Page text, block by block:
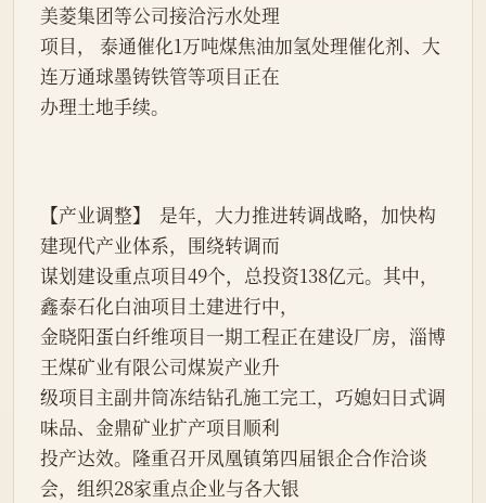
美菱集团等公司接洽污水处理
项目， 泰通催化1万吨煤焦油加氢处理催化剂、大
连万通球墨铸铁管等项目正在
办理土地手续。
【产业调整】  是年，大力推进转调战略，加快构
建现代产业体系，围绕转调而
谋划建设重点项目49个，总投资138亿元。其中，
鑫泰石化白油项目土建进行中，
金晓阳蛋白纤维项目一期工程正在建设厂房，淄博
王煤矿业有限公司煤炭产业升
级项目主副井筒冻结钻孔施工完工，巧媳妇日式调
味品、金鼎矿业扩产项目顺利
投产达效。隆重召开凤凰镇第四届银企合作洽谈
会，组织28家重点企业与各大银